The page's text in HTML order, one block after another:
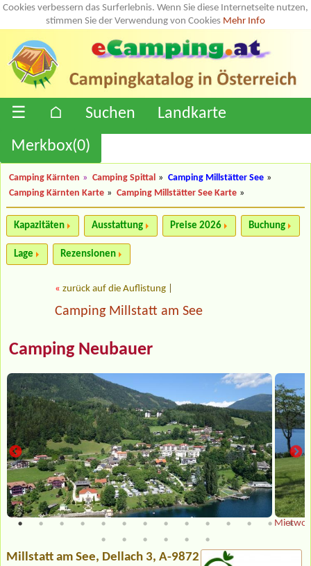
Cookies verbessern das Surferlebnis. Wenn Sie diese Internetseite nutzen,
stimmen Sie der Verwendung von Cookies Mehr Info
☰ ⌂ Suchen
Landkarte
Merkbox(0)
Camping Kärnten » Camping Spittal » Camping Millstätter See »
Camping Kärnten Karte » Camping Millstätter See Karte »
Kapazitäten Ausstattung Preise 2026 Buchung
Lage Rezensionen
« zurück auf die Auflistung
Camping Millstatt am See
Camping Neubauer
Millstatt am See, Dellach 3, A-9872